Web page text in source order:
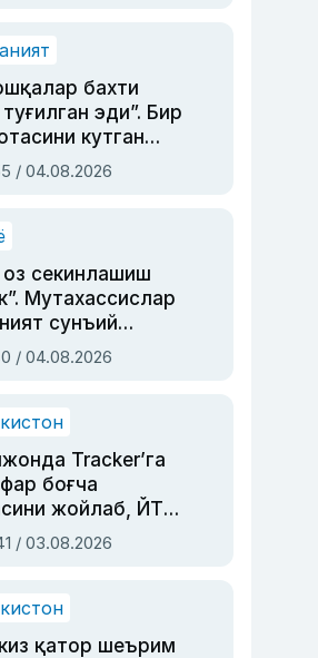
бахти
эди”. Бир
кутган
ва дубльяж
Римма
тўла ҳаёти
/ 04.08.2026
оз секинлашиш
Мутахассислар
сунъий
бошқара
қолишидан
/ 04.08.2026
Tracker’га
боғча
жойлаб, ЙТҲ
этган аёлга суд
ўқилди
/ 03.08.2026
қатор шеърим